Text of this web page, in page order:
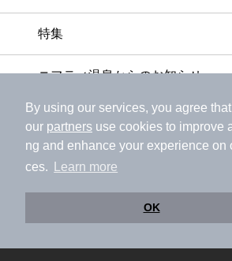
By using our services, you agree
our partners use cookies to improve
ng and enhance your experience on
ces.
Learn more
OK
特集
ニフティ温泉からのお知らせ
温浴施設ランキング
年間温泉ランキング
サウナランキング